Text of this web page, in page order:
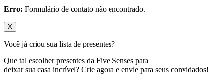
Erro: Formulário de contato não encontrado.
X
Você já criou sua lista de presentes?
Que tal escolher presentes da Five Senses para
deixar sua casa incrível? Crie agora e envie para seus convidados!